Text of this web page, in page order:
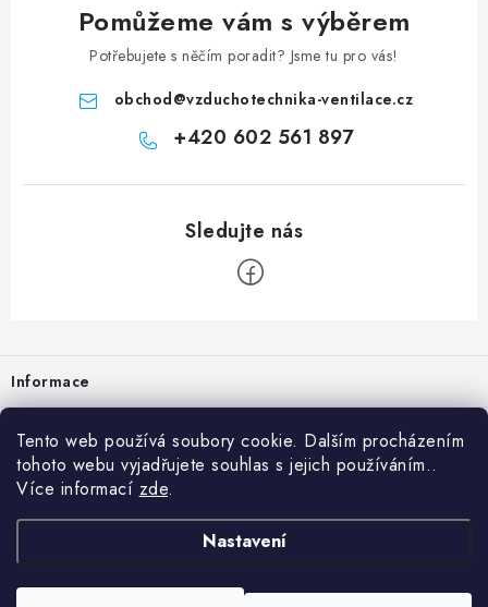
Tento web používá soubory cookie. Dalším procházením
tohoto webu vyjadřujete souhlas s jejich používáním..
Více informací zde.
Nastavení
Pomůžeme vám s výběrem
Potřebujete s něčím poradit? Jsme tu pro vás!
obchod@vzduchotechnika-ventilace.cz
+420 602 561 897
Informace
Prodejna
Rady a tipy
vzduchotechnika-ventilace. Všechna práva vyhrazena.